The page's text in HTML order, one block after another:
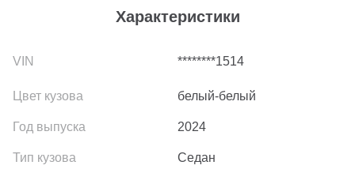
Характеристики
********1514
белый-белый
2024
Седан